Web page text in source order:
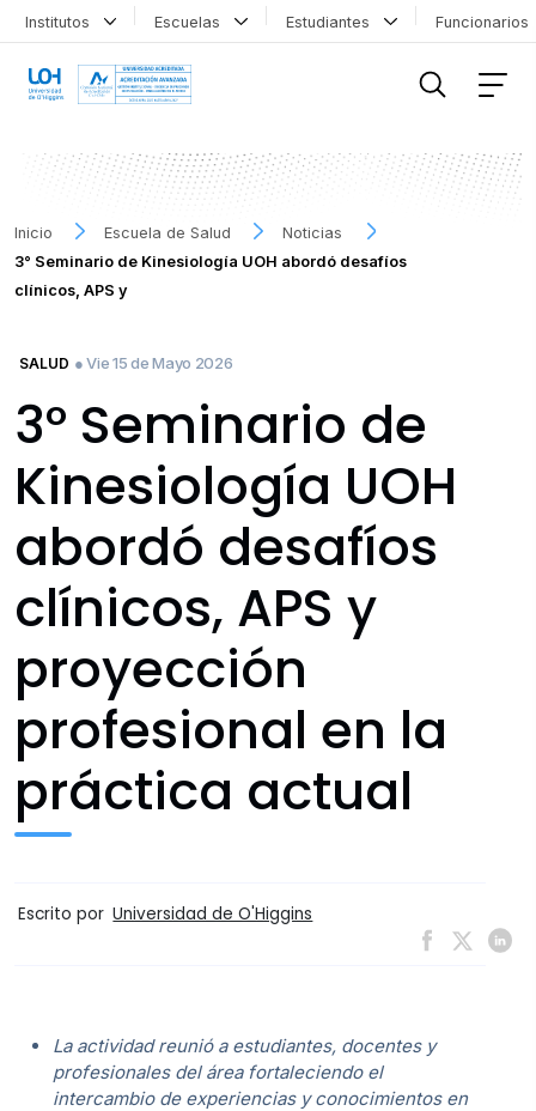
Institutos Escuelas Estudiantes
Inicio Escuela de Salud
Noticias
3° Seminario de Kinesiología UOH abordó desafíos
clínicos, APS y
SALUD ● Vie 15 de Mayo 2026
3° Seminario de
Kinesiología UOH
abordó desafíos
clínicos, APS y
proyección
profesional en la
práctica actual
Escrito por Universidad de O'Higgins
La actividad reunió a estudiantes, docentes y
profesionales del área fortaleciendo el
intercambio de experiencias y conocimientos en